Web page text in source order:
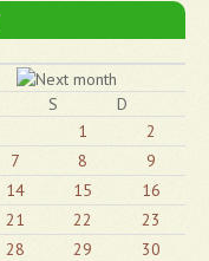
S
D
1
2
7 8
9
14 15
16
21 22
23
28 29
30